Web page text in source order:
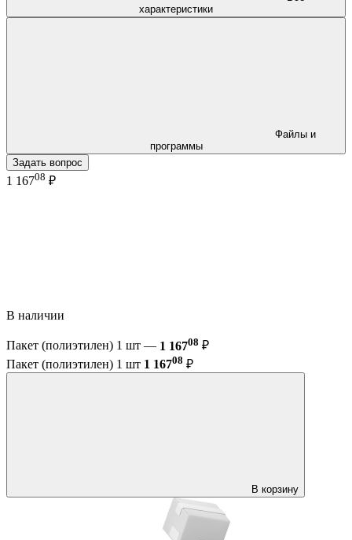
характеристики
программы
Задать вопрос
1 16708 ₽
В наличии
Пакет (полиэтилен) 1 шт — 1 16708 ₽
Пакет (полиэтилен) 1 шт 1 16708 ₽
В корзину